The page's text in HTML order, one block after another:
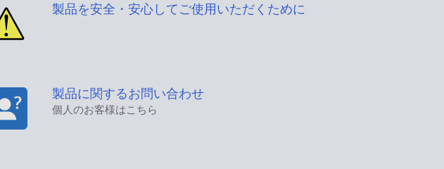
製品を安全・安心してご使用いただくために
製品に関するお問い合わせ
個人のお客様はこちら